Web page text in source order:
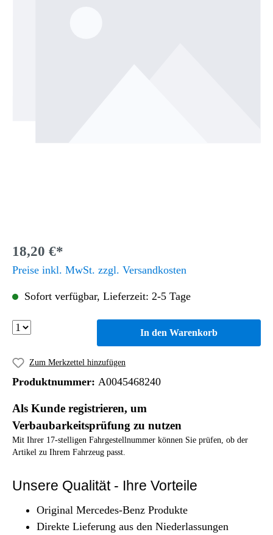
18,20 €*
Preise inkl. MwSt. zzgl. Versandkosten
Sofort verfügbar, Lieferzeit: 2-5 Tage
In den Warenkorb
Zum Merkzettel hinzufügen
Produktnummer: A0045468240
Als Kunde registrieren, um
Verbaubarkeitsprüfung zu nutzen
Mit Ihrer 17-stelligen Fahrgestellnummer können Sie prüfen, ob der
Artikel zu Ihrem Fahrzeug passt.
Unsere Qualität - Ihre Vorteile
Original Mercedes-Benz Produkte
Direkte Lieferung aus den Niederlassungen